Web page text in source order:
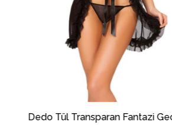
Dedo Tül Transparan Fantazi Gecelik Mini Takım